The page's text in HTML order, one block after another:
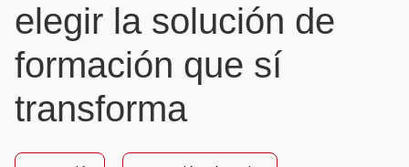
elegir la solución de
formación que sí
transforma